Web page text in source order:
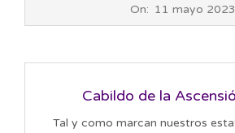
On: 11 mayo 2023
Cabildo de la
Tal y como marcan nuestros